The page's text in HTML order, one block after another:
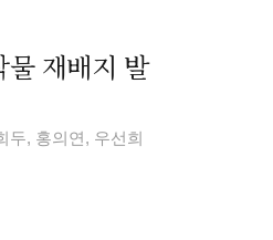
재배지 발
두, 홍의연, 우선희